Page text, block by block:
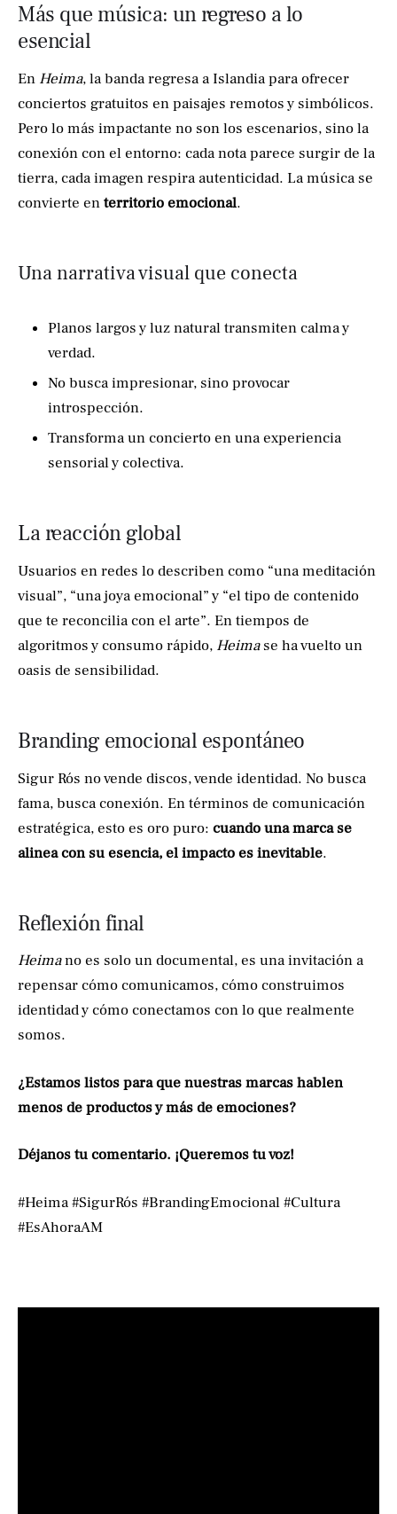
Más que música: un regreso a lo
esencial
En Heima, la banda regresa a Islandia para ofrecer
conciertos gratuitos en paisajes remotos y simbólicos.
Pero lo más impactante no son los escenarios, sino la
conexión con el entorno: cada nota parece surgir de la
tierra, cada imagen respira autenticidad. La música se
convierte enterritorio emocional.
Una narrativa visual que conecta
Planos largos y luz natural transmiten calma y
verdad.
No busca impresionar, sino provocar
introspección.
Transforma un concierto en una experiencia
sensorial y colectiva.
La reacción global
Usuarios en redes lo describen como “una meditación
visual”, “una joya emocional” y “el tipo de contenido
que te reconcilia con el arte”. En tiempos de
algoritmos y consumo rápido, Heimase ha vuelto un
oasis de sensibilidad.
Branding emocional espontáneo
Sigur Rós no vende discos, vende identidad. No busca
fama, busca conexión. En términos de comunicación
estratégica, esto es oro puro: cuando una marca se
alinea con su esencia, el impacto es inevitable.
Reflexión final
Heimano es solo un documental, es una invitación a
repensar cómo comunicamos, cómo construimos
identidad y cómo conectamos con lo que realmente
somos.
¿Estamos listos para que nuestras marcas hablen
menos de productos y más de emociones?
Déjanos tu comentario. ¡Queremos tu voz!
#Heima #SigurRós #BrandingEmocional #Cultura
#EsAhoraAM